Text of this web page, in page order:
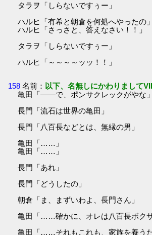
タラヲ「しらないですぅー」
ハルヒ「有希と朝倉を何処へやったの」
ハルヒ「さっさと、答えなさい！！」
タラヲ「しらないですぅー」
ハルヒ「～～～～ッッ！！」
158 名前： 以下、名無しにかわりまして
亀田「――で、ポンサクレックがやな」
長門「流石は世界の亀田」
長門「八百長などとは、無縁の男」
亀田「……」
亀田「……」
長門「あれ」
長門「どうしたの」
朝倉「ま、まずいわよ、長門さん」
亀田「……確かに、オレは八百長ボクサ
亀田「……それもこれも、家族を養うた